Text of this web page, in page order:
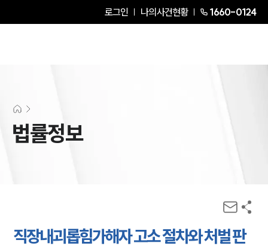
로그인 나의사건현황 1660-0124
법률정보
직장내괴롭힘가해자 고소 절차와 처벌 판